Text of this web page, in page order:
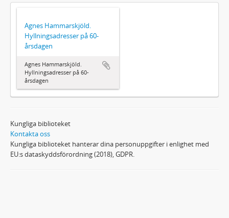
Agnes Hammarskjöld.
Hyllningsadresser på 60-
årsdagen
Agnes Hammarskjöld.
Hyllningsadresser på 60-
årsdagen
Kungliga biblioteket
Kontakta oss
Kungliga biblioteket hanterar dina personuppgifter i enlighet med
EU:s dataskyddsförordning (2018), GDPR.